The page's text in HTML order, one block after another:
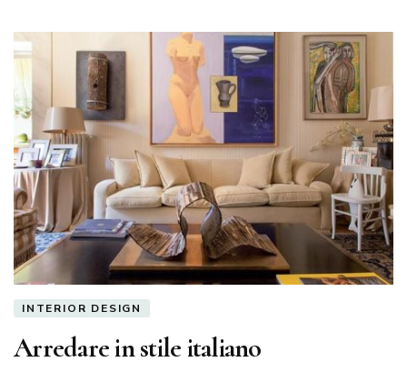
INTERIOR DESIGN
Arredare in stile italiano